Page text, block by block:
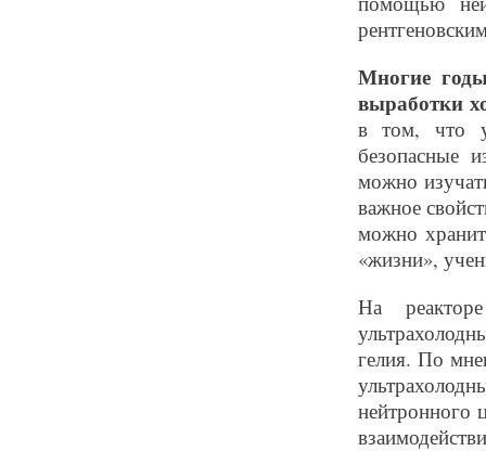
Многие
выработки
в том, что
безопасные
можно
важное
можно
«жизни»,
На
гелия. По
нейтронного